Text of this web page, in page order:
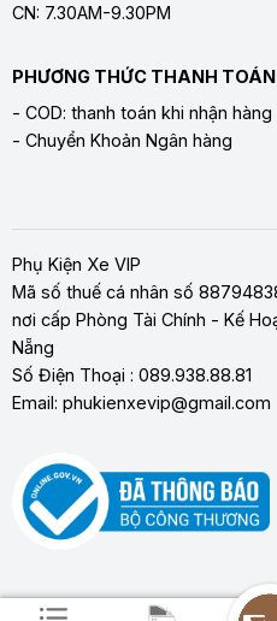
CN: 7.30AM-9.30PM
PHƯƠNG THỨC THANH TOÁN
- COD: thanh toán khi nhận hàng
- Chuyển Khoản Ngân hàng
Phụ Kiện Xe VIP
Mã số thuế cá nhân số
nơi cấp Phòng Tài Chính - Kế
Nẵng
Số Điện Thoại : 089.938.88.81
Email: phukienxevip@gmail.com